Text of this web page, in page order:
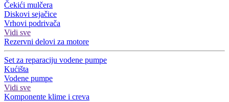
Čekići mulčera
Diskovi sejačice
Vrhovi podrivača
Vidi sve
Rezervni delovi za motore
Set za reparaciju vodene pumpe
Kućišta
Vodene pumpe
Vidi sve
Komponente klime i creva